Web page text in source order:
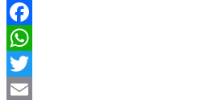
Facebook
WhatsApp
Twitter